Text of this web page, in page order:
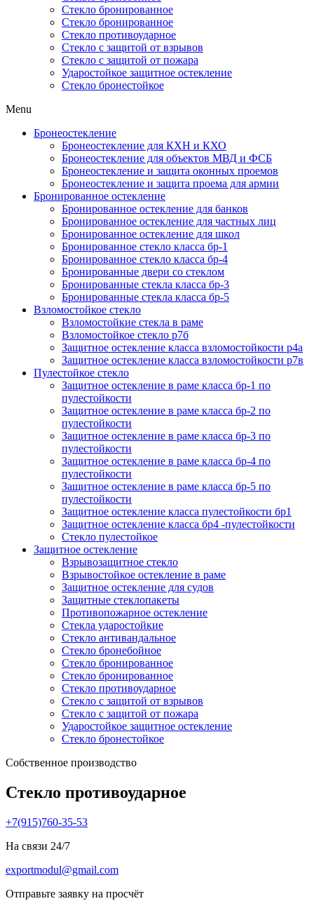
Стекло бронированное
Стекло бронированное
Стекло противоударное
Стекло с защитой от взрывов
Стекло с защитой от пожара
Ударостойкое защитное остекление
Стекло бронестойкое
Menu
Бронеостекление
Бронеостекление для КХН и КХО
Бронеостекление для объектов МВД и ФСБ
Бронеостекление и защита оконных проемов
Бронеостекление и защита проема для армии
Бронированное остекление
Бронированное остекление для банков
Бронированное остекление для частных лиц
Бронированное остекление для школ
Бронированное стекло класса бр-1
Бронированное стекло класса бр-4
Бронированные двери со стеклом
Бронированные стекла класса бр-3
Бронированные стекла класса бр-5
Взломостойкое стекло
Взломостойкие стекла в раме
Взломостойкое стекло р7б
Защитное остекление класса взломостойкости р4а
Защитное остекление класса взломостойкости р7в
Пулестойкое стекло
Защитное остекление в раме класса бр-1 по
пулестойкости
Защитное остекление в раме класса бр-2 по
пулестойкости
Защитное остекление в раме класса бр-3 по
пулестойкости
Защитное остекление в раме класса бр-4 по
пулестойкости
Защитное остекление в раме класса бр-5 по
пулестойкости
Защитное остекление класса пулестойкости бр1
Защитное остекление класса бр4 -пулестойкости
Стекло пулестойкое
Защитное остекление
Взрывозащитное стекло
Взрывостойкое остекление в раме
Защитное остекление для судов
Защитные стеклопакеты
Противопожарное остекление
Стекла ударостойкие
Стекло антивандальное
Стекло бронебойное
Стекло бронированное
Стекло бронированное
Стекло противоударное
Стекло с защитой от взрывов
Стекло с защитой от пожара
Ударостойкое защитное остекление
Стекло бронестойкое
Собственное производство
Стекло противоударное
+7(915)760-35-53
На связи 24/7
exportmodul@gmail.com
Отправьте заявку на просчёт